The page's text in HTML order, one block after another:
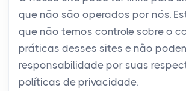
que não são operados por nós.
que não temos controle sobre o
práticas desses sites e não
responsabilidade por suas
políticas de privacidade.